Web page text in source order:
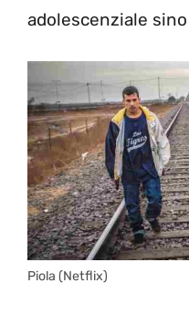
adolescenziale
Piola (Netflix)